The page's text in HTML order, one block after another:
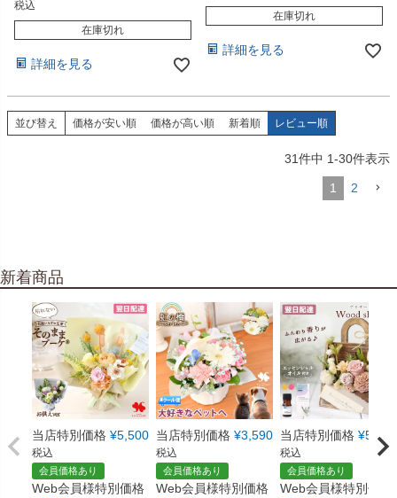
税込
在庫切れ
詳細を見る
在庫切れ
詳細を見る
並び替え 価格が安い順 価格が高い順 新着順 レビュー順
31件中 1-30件表示
1 2
新着商品
当店特別価格 ¥5,500
税込
会員価格あり
Web会員様特別価格
当店特別価格 ¥3,590
税込
会員価格あり
Web会員様特別価格
当店特別価格 ¥5,550
税込
会員価格あり
Web会員様特別価格